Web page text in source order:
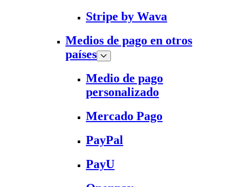
Stripe by Wava
Medios de pago en otros
países
Medio de pago
personalizado
Mercado Pago
PayPal
PayU